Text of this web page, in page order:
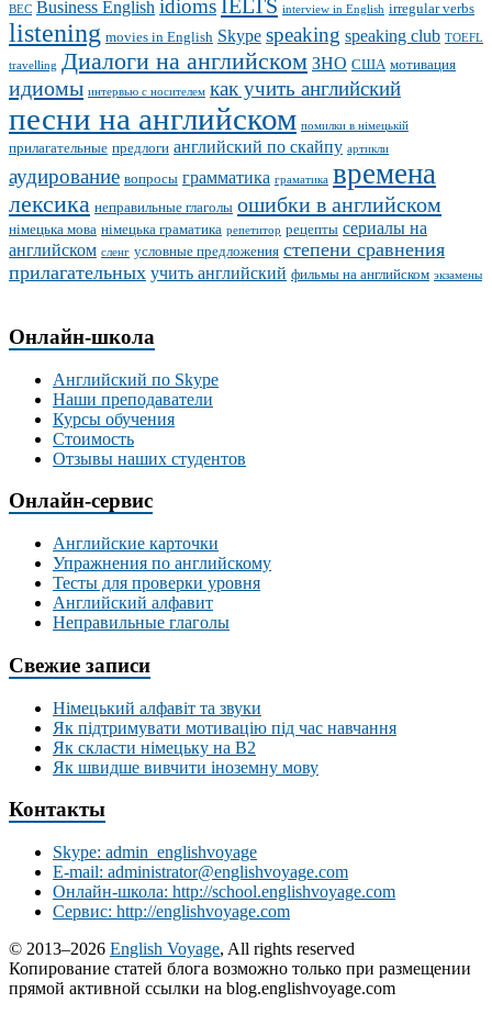
BEC Business English idioms IELTS interview in English irregular verbs
listening movies in English Skype speaking speaking club TOEFL
travelling Диалоги на английском ЗНО США мотивация
идиомы интервью с носителем как учить английский
песни на английском помилки в німецькій
прилагательные предлоги английский по скайпу артикли
аудирование вопросы грамматика граматика времена
лексика неправильные глаголы ошибки в английском
німецька мова німецька граматика репетитор рецепты сериалы на
английском сленг условные предложения степени сравнения
прилагательных учить английский фильмы на английском экзамены
Онлайн-школа
Английский по Skype
Наши преподаватели
Курсы обучения
Стоимость
Отзывы наших студентов
Онлайн-сервис
Английские карточки
Упражнения по английскому
Тесты для проверки уровня
Английский алфавит
Неправильные глаголы
Свежие записи
Німецький алфавіт та звуки
Як підтримувати мотивацію під час навчання
Як скласти німецьку на В2
Як швидше вивчити іноземну мову
Контакты
Skype: admin_englishvoyage
E-mail: administrator@englishvoyage.com
Онлайн-школа: http://school.englishvoyage.com
Сервис: http://englishvoyage.com
© 2013–2026 English Voyage, All rights reserved
Копирование статей блога возможно только при размещении
прямой активной ссылки на blog.englishvoyage.com